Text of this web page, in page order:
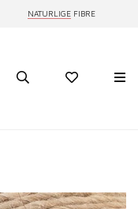
NATURLIGE FIBRE